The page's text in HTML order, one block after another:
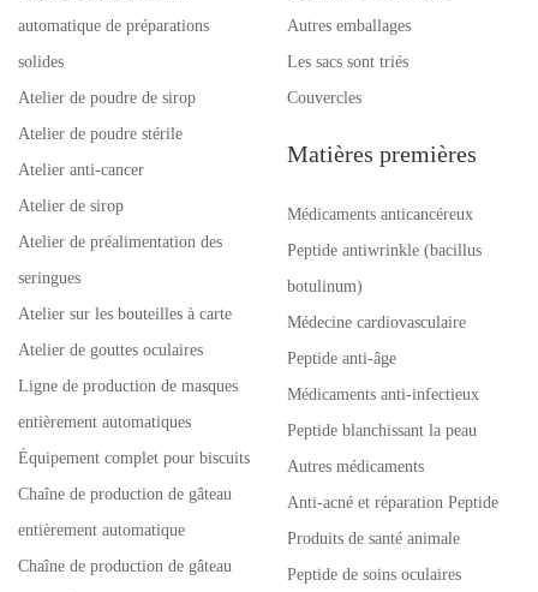
automatique de préparations
solides
Atelier de poudre de sirop
Atelier de poudre stérile
Atelier anti-cancer
Atelier de sirop
Atelier de préalimentation des
seringues
Atelier sur les bouteilles à carte
Atelier de gouttes oculaires
Ligne de production de masques
entièrement automatiques
Équipement complet pour biscuits
Chaîne de production de gâteau
entièrement automatique
Chaîne de production de gâteau
Autres emballages
Les sacs sont triés
Couvercles
Matières premières
Médicaments anticancéreux
Peptide antiwrinkle (bacillus
botulinum)
Médecine cardiovasculaire
Peptide anti-âge
Médicaments anti-infectieux
Peptide blanchissant la peau
Autres médicaments
Anti-acné et réparation Peptide
Produits de santé animale
Peptide de soins oculaires